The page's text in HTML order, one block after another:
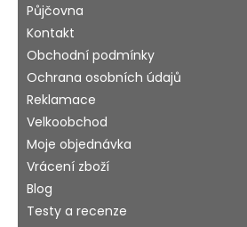
Půjčovna
Kontakt
Obchodní podmínky
Ochrana osobních údajů
Reklamace
Velkoobchod
Moje objednávka
Vrácení zboží
Blog
Testy a recenze